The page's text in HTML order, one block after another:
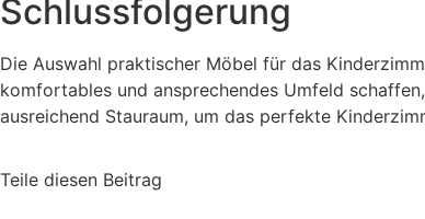
Schlussfolgerung
Die Auswahl praktischer Möbel für das
komfortables und ansprechendes Umfeld
ausreichend Stauraum, um das perfekte
Teile diesen Beitrag